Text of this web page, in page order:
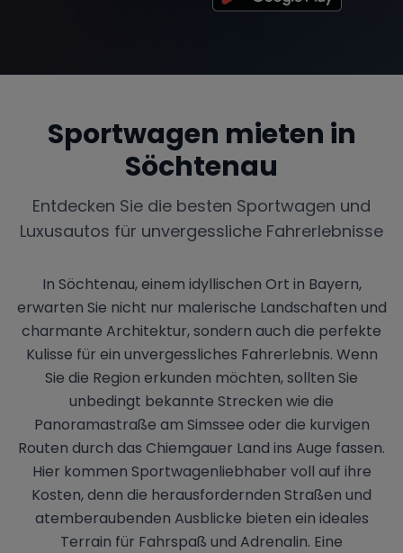
Sportwagen mieten in
Söchtenau
Entdecken Sie die besten Sportwagen und
Luxusautos für unvergessliche Fahrerlebnisse
In Söchtenau, einem idyllischen Ort in Bayern,
erwarten Sie nicht nur malerische Landschaften und
charmante Architektur, sondern auch die perfekte
Kulisse für ein unvergessliches Fahrerlebnis. Wenn
Sie die Region erkunden möchten, sollten Sie
unbedingt bekannte Strecken wie die
Panoramastraße am Simssee oder die kurvigen
Routen durch das Chiemgauer Land ins Auge fassen.
Hier kommen Sportwagenliebhaber voll auf ihre
Kosten, denn die herausfordernden Straßen und
atemberaubenden Ausblicke bieten ein ideales
Terrain für Fahrspaß und Adrenalin. Eine